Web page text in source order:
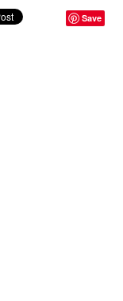
Save